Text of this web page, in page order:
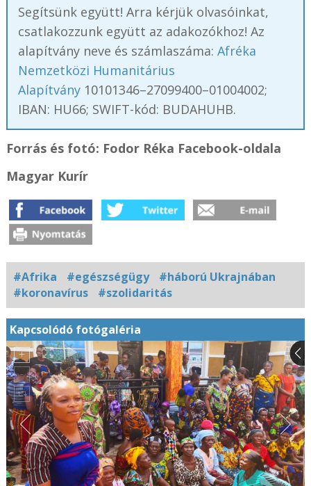
Segítsünk együtt! Arra kérjük olvasóinkat,
csatlakozzunk együtt az adakozókhoz! Az
alapítvány neve és számlaszáma: Afréka
Nemzetközi Humanitárius
Alapítvány10101346–27099400–01004002;
IBAN: HU66; SWIFT-kód: BUDAHUHB.
Forrás és fotó: Fodor Réka Facebook-oldala
Magyar Kurír
#Afrika #egészségügy
#háború Ukrajnában
#koronavírus
#szolidaritás
Kapcsolódó fotógaléria